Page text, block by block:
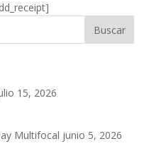
15, 2026
Multifocal junio 5, 2026